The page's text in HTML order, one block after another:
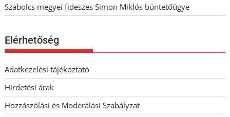
Szabolcs megyei fideszes Simon Miklós büntetőügye
Elérhetőség
Adatkezelési tájékoztató
Hirdetési árak
Hozzászólási és Moderálási Szabályzat